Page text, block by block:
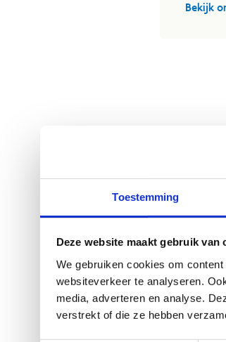
Toestemming
Deze website maakt gebruik van
We gebruiken cookies om
websiteverkeer te analyseren.
media, adverteren en analyse.
verstrekt of die ze hebben
Bekijk
langs de
om het